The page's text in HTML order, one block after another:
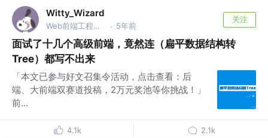
Witty_Wizard
Web前端工程师 @公号|前端有话说 · 5年前
关注
面试了十几个高级前端，竟然连（扁平数据结构转
Tree）都写不出来
「本文已参与好文召集令活动，点击查看：后
端、大前端双赛道投稿，2万元奖池等你挑战！」
前...
4.1k 2.1k